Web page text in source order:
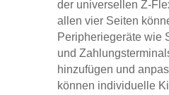
der universellen Z-
allen vier Seiten
Peripheriegeräte wie
und
hinzufügen und
können individuelle